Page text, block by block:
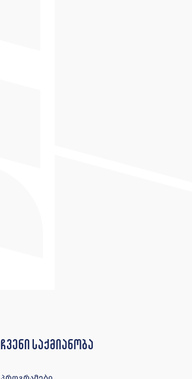
ჩვენი საქმიანობა